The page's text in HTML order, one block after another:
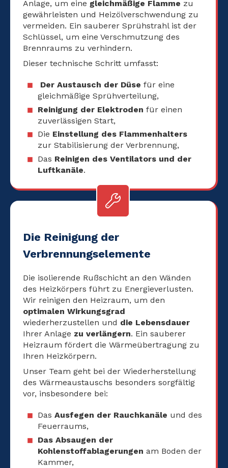
Anlage, um eine gleichmäßige Flamme zu
gewährleisten und Heizölverschwendung zu
vermeiden. Ein sauberer Sprühstrahl ist der
Schlüssel, um eine Verschmutzung des
Brennraums zu verhindern.
Dieser technische Schritt umfasst:
Der Austausch der Düse für eine
gleichmäßige Sprühverteilung,
Reinigung der Elektroden für einen
zuverlässigen Start,
Die Einstellung des Flammenhalters
zur Stabilisierung der Verbrennung,
Das Reinigen des Ventilators und der
Luftkanäle.
Die Reinigung der
Verbrennungselemente
Die isolierende Rußschicht an den Wänden
des Heizkörpers führt zu Energieverlusten.
Wir reinigen den Heizraum, um den
optimalen Wirkungsgrad
wiederherzustellen und die Lebensdauer
Ihrer Anlage zu verlängern. Ein sauberer
Heizraum fördert die Wärmeübertragung zu
Ihren Heizkörpern.
Unser Team geht bei der Wiederherstellung
des Wärmeaustauschs besonders sorgfältig
vor, insbesondere bei:
Das Ausfegen der Rauchkanäle und des
Feuerraums,
Das Absaugen der
Kohlenstoffablagerungen am Boden der
Kammer,